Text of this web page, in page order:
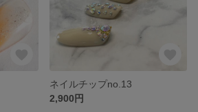
ネイルチップno.13
2,900円